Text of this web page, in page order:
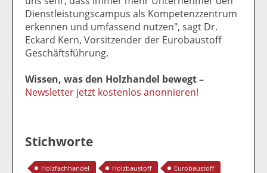
Dienstleistungscampus als Kompetenzzentrum
erkennen und umfassend nutzen", sagt Dr.
Eckard Kern, Vorsitzender der Eurobaustoff
Geschäftsführung.
Wissen, was den Holzhandel bewegt –
Newsletter jetzt kostenlos anonnieren!
Stichworte
Holzfachhandel Holzbaustoff Eurobaustoff